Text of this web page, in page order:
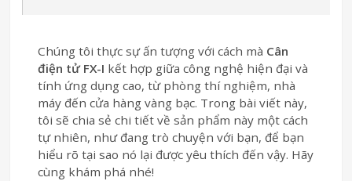
Chúng tôi thực sự ấn tượng với cách mà Cân
điện tử FX-I kết hợp giữa công nghệ hiện đại và
tính ứng dụng cao, từ phòng thí nghiệm, nhà
máy đến cửa hàng vàng bạc. Trong bài viết này,
tôi sẽ chia sẻ chi tiết về sản phẩm này một cách
tự nhiên, như đang trò chuyện với bạn, để bạn
hiểu rõ tại sao nó lại được yêu thích đến vậy. Hãy
cùng khám phá nhé!